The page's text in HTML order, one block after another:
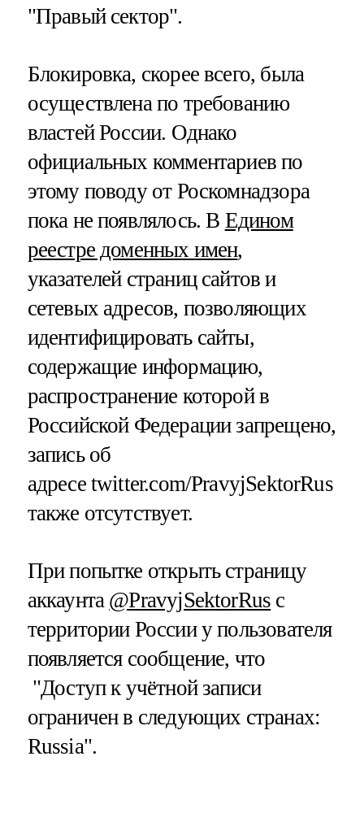
"Правый сектор".
Блокировка, скорее всего, была
осуществлена по требованию
властей России. Однако
официальных комментариев по
этому поводу от Роскомнадзора
пока не появлялось. В Едином
реестре доменных имен,
указателей страниц сайтов и
сетевых адресов, позволяющих
идентифицировать сайты,
содержащие информацию,
распространение которой в
Российской Федерации запрещено,
запись об
адресе twitter.com/PravyjSektorRus
также отсутствует.
При попытке открыть страницу
аккаунта @PravyjSektorRus с
территории России у пользователя
появляется сообщение, что
"Доступ к учётной записи
ограничен в следующих странах:
Russia".